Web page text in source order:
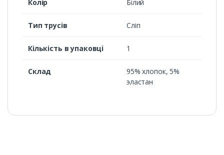
Колір Білий
Тип трусів Сліп
Кількість в упаковці 1
Склад
95% хлопок, 5%
эластан